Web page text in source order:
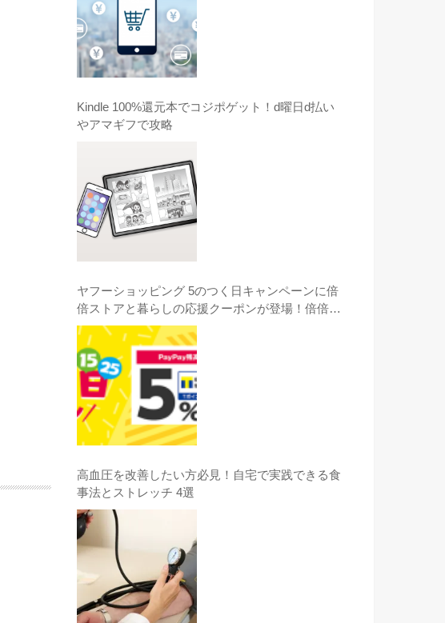
Kindle 100%還元本でコジポゲット！d曜日d払い
やアマギフで攻略
ヤフーショッピング 5のつく日キャンペーンに倍
倍ストアと暮らしの応援クーポンが登場！倍倍ス
トアのコジマのGOPRO HERO8がオススメ！
高血圧を改善したい方必見！自宅で実践できる食
事法とストレッチ 4選